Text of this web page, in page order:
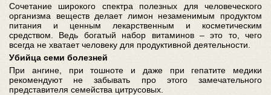
Сочетание широкого спектра полезных для человеческого
организма веществ делает лимон незаменимым продуктом
питания и ценным лекарственным и косметическим
средством. Ведь богатый набор витаминов – это то, чего
всегда не хватает человеку для продуктивной деятельности.
Убийца семи болезней
При ангине, при тошноте и даже при гепатите медики
рекомендуют не забывать про этого замечательного
представителя семейства цитрусовых.